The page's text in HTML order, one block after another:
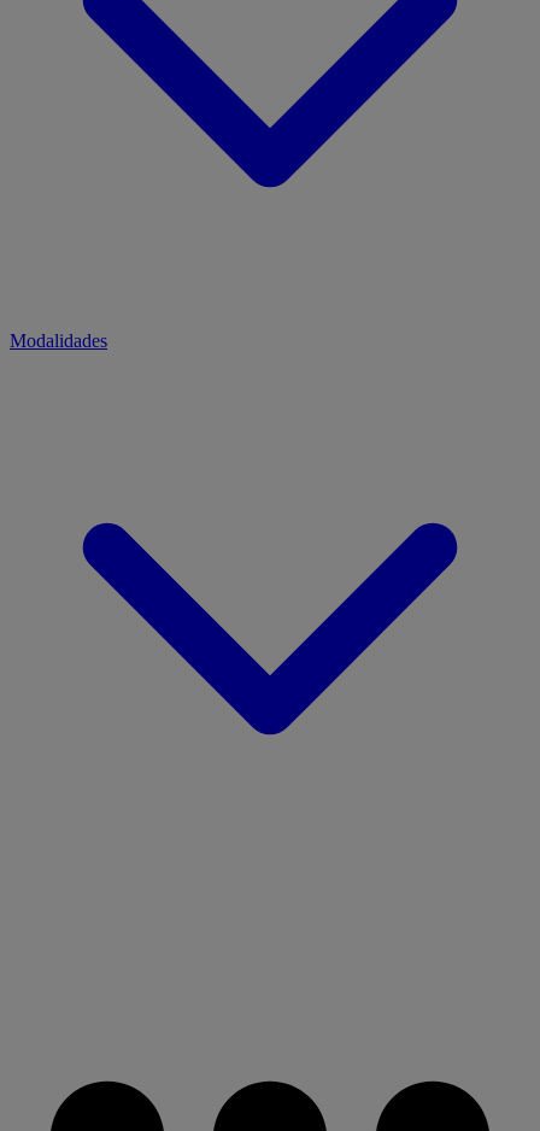
Modalidades